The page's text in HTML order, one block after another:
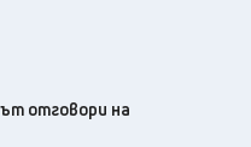
отговори на